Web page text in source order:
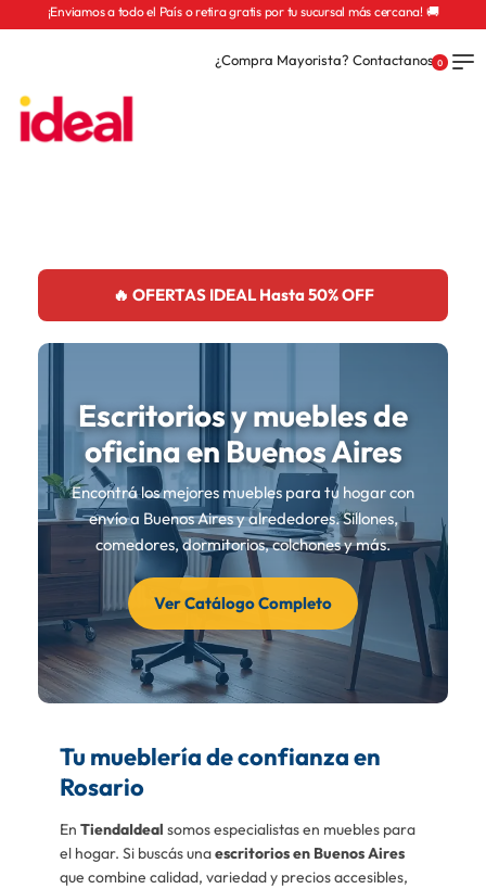
¡Enviamos a todo el País o retira gratis por tu sucursal más cercana! 🚚
¿Compra Mayorista? Contactanos 0
🔥 OFERTAS IDEAL Hasta 50% OFF
Escritorios y muebles de
oficina en Buenos Aires
Encontrá los mejores muebles para tu hogar con
envío a Buenos Aires y alrededores. Sillones,
comedores, dormitorios, colchones y más.
Ver Catálogo Completo
Tu mueblería de confianza en
Rosario
En TiendaIdeal somos especialistas en muebles para
el hogar. Si buscás unaescritorios en Buenos Aires
que combine calidad, variedad y precios accesibles,